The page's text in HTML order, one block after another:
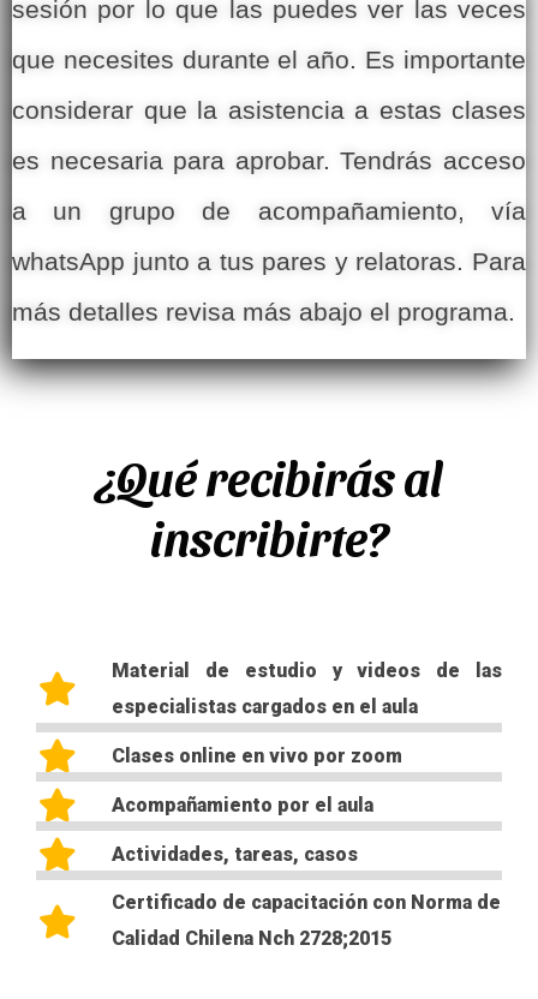
sesión por lo que las puedes ver las veces
que necesites durante el año. Es importante
considerar que la asistencia a estas clases
es necesaria para aprobar. Tendrás acceso
a un grupo de acompañamiento, vía
whatsApp junto a tus pares y relatoras. Para
más detalles revisa más abajo el programa.
¿Qué recibirás al
inscribirte?
Material de estudio y videos de las
especialistas cargados en el aula
Clases online en vivo por zoom
Acompañamiento por el aula
Actividades, tareas, casos
Certificado de capacitación con Norma de
Calidad Chilena Nch 2728;2015